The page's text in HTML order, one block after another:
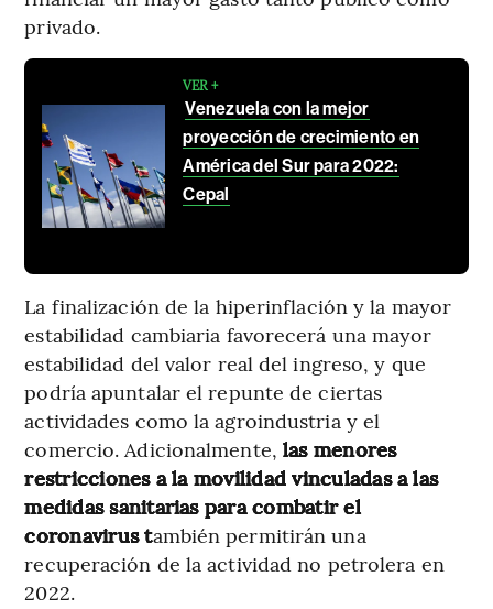
privado.
VER +
Venezuela con la mejor
proyección de crecimiento en
América del Sur para 2022:
Cepal
La finalización de la hiperinflación y la mayor
estabilidad cambiaria favorecerá una mayor
estabilidad del valor real del ingreso, y que
podría apuntalar el repunte de ciertas
actividades como la agroindustria y el
comercio. Adicionalmente, las menores
restricciones a la movilidad vinculadas a las
medidas sanitarias para combatir el
coronavirus también permitirán una
recuperación de la actividad no petrolera en
2022.